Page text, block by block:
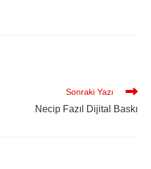
Sonraki Yazı
Necip Fazıl Dijital Baskı